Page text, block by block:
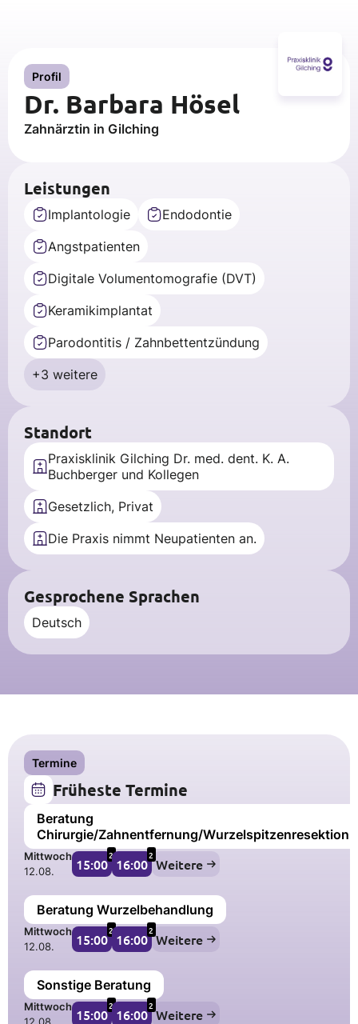
Profil
Dr. Barbara Hösel
Zahnärztin in Gilching
Leistungen
Implantologie
Endodontie
Angstpatienten
Digitale Volumentomografie (DVT)
Keramikimplantat
Parodontitis / Zahnbettentzündung
+3 weitere
Standort
Praxisklinik Gilching Dr. med. dent. K. A.
Buchberger und Kollegen
Gesetzlich, Privat
Die Praxis nimmt Neupatienten an.
Gesprochene Sprachen
Deutsch
Termine
Früheste Termine
Beratung
Chirurgie/Zahnentfernung/Wurzelspitzenresektion
Mittwoch
12.08.
15:00
2
16:00
2
Weitere
Beratung Wurzelbehandlung
Mittwoch
12.08.
15:00
2
16:00
2
Weitere
Sonstige Beratung
Mittwoch 15:00
2
16:00
2
Weitere